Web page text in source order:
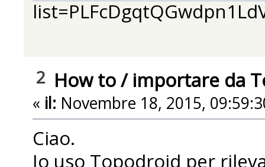
2 How to/ importare da
« il: Novembre 18, 2015,
Ciao.
Io uso Topodroid per